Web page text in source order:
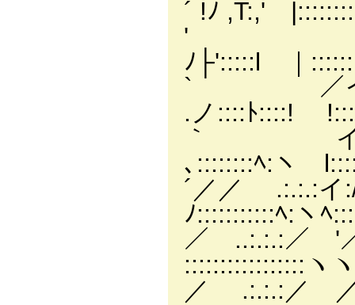
´ !ﾉ
' ／／: ,
ﾉ├':::::l ｜
` ／イ´:
.ノ::::ﾄ::::!
｀ イ´/
､::::::::ﾍ:
´／／ .:.:.:イ:/
ﾉ
／ ..:.:.:／ '／
／ .:.:.:／ ／